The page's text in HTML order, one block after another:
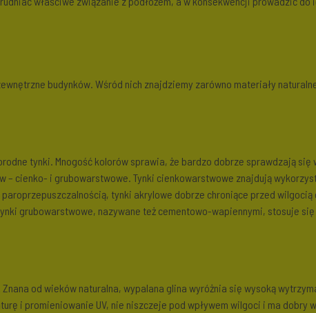
budynków. Wśród nich znajdziemy zarówno materiały
tynki. Mnogość kolorów sprawia, że bardzo dobrze sprawdzają się
cienko- i grubowarstwowe. Tynki cienkowarstwowe znajdują
tynki akrylowe dobrze chroniące przed
grubowarstwowe, nazywane też cementowo-wapiennymi, stosuje
od wieków naturalna, wypalana glina wyróżnia się wysoką
i promieniowanie UV, nie niszczeje pod wpływem wilgoci i ma dobry